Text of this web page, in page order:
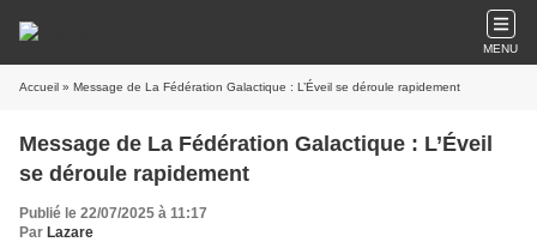
MENU
Accueil » Message de La Fédération Galactique : L’Éveil se déroule rapidement
Message de La Fédération Galactique : L’Éveil
se déroule rapidement
Publié le 22/07/2025 à 11:17
Par Lazare